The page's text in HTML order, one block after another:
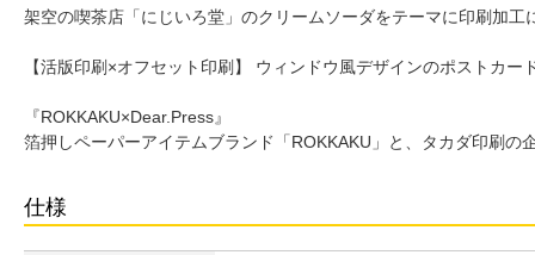
架空の喫茶店「にじいろ堂」のクリームソーダをテーマに印刷加
【活版印刷×オフセット印刷】 ウィンドウ風デザインのポストカー
『ROKKAKU×Dear.Press』
箔押しペーパーアイテムブランド「ROKKAKU」と、タカダ印刷
仕様